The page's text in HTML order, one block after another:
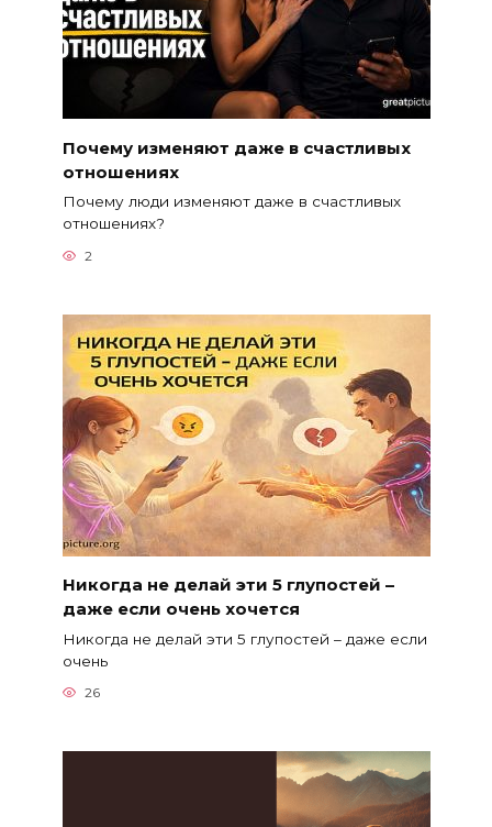
Почему изменяют даже в счастливых
отношениях
Почему люди изменяют даже в счастливых
отношениях?
2
Никогда не делай эти 5 глупостей –
даже если очень хочется
Никогда не делай эти 5 глупостей – даже если
очень
26